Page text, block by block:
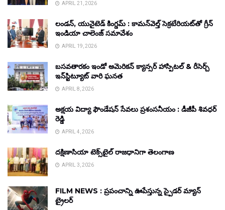
APRIL 21, 2026
లండన్, యునైటెడ్ కింగ్డమ్ : కామన్‌వెల్త్ సెక్రటేరియట్‌తో గ్రీన్
ఇండియా చాలెంజ్ సమావేశం
APRIL 19, 2026
బసవతారకం ఇండో అమెరికన్ క్యాన్సర్ హాస్పిటల్ & రీసెర్చ్
ఇన్‌స్టిట్యూట్ వారి ఘనత
APRIL 8, 2026
అక్షయ విద్యా ఫౌండేషన్ సేవలు ప్రశంసనీయం : డీజీపీ శివధర్
రెడ్డి
APRIL 4, 2026
దక్షిణాసియా టెక్స్‌టైల్ రాజధానిగా తెలంగాణ
APRIL 3, 2026
FILM NEWS : ప్రపంచాన్ని ఊపేస్తున్న స్పైడర్ మ్యాన్
ట్రైలర్